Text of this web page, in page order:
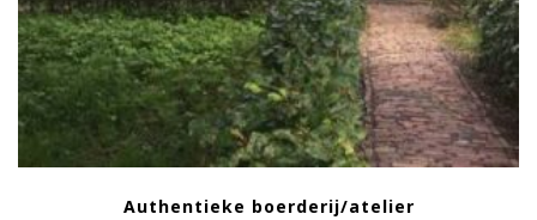
Authentieke boerderij/atelier